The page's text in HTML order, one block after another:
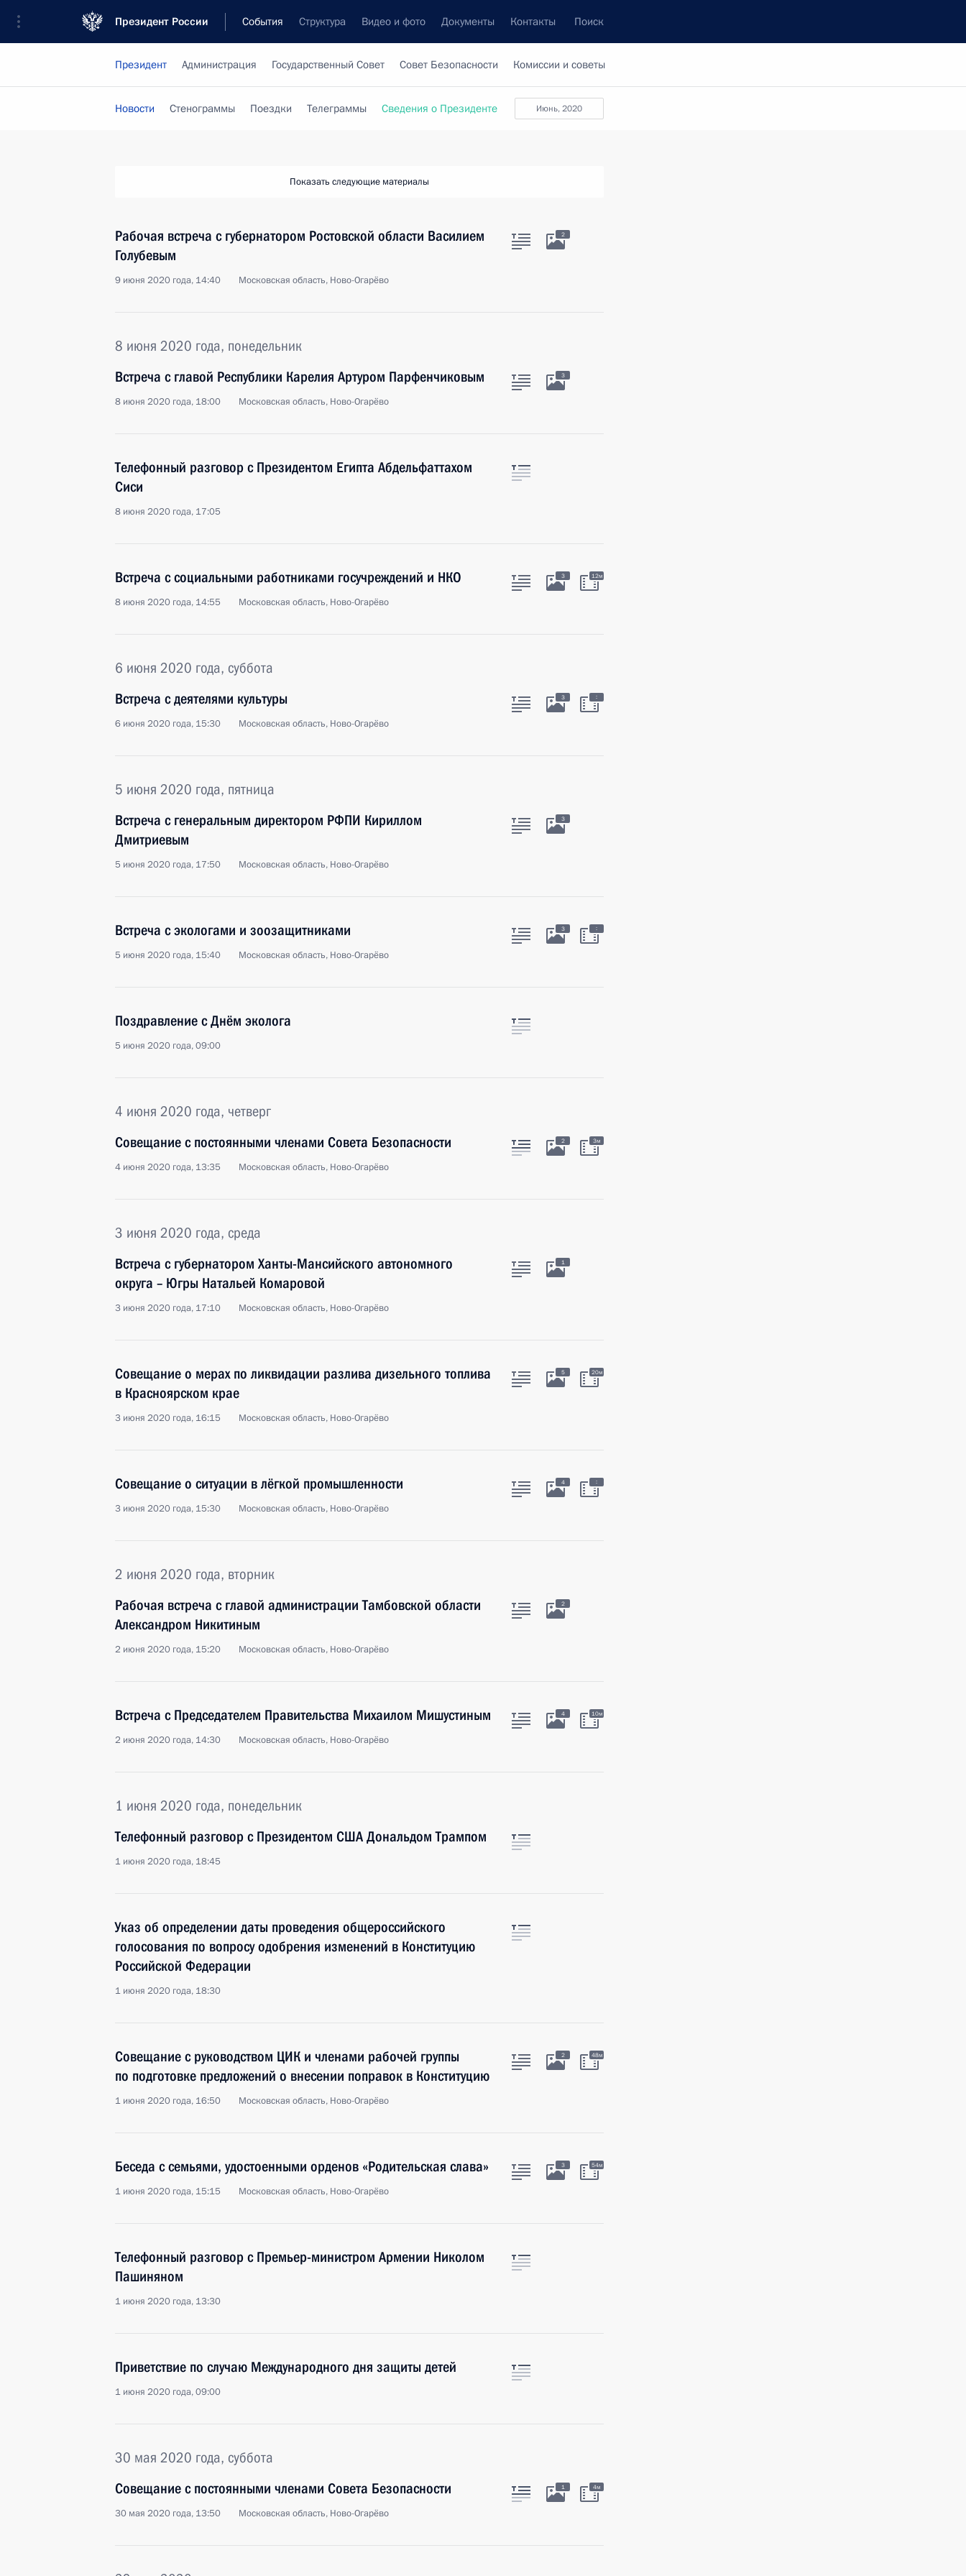
Президент России События Структура Видео и фото Документы Контакты Поиск
Президент Администрация Государственный Совет Совет Безопасности Комиссии и советы
июнь, 2020
Новости Стенограммы Поездки Телеграммы Сведения о Президенте
Показать следующие материалы
Рабочая встреча с губернатором Ростовской области Василием
Голубевым
9 июня 2020 года, 14:40 Московская область, Ново-Огарёво
2
8 июня 2020 года, понедельник
Встреча с главой Республики Карелия Артуром Парфенчиковым
8 июня 2020 года, 18:00 Московская область, Ново-Огарёво
3
Телефонный разговор с Президентом Египта Абдельфаттахом
Сиси
8 июня 2020 года, 17:05
Встреча с социальными работниками госучреждений и НКО
8 июня 2020 года, 14:55 Московская область, Ново-Огарёво
3 12м
6 июня 2020 года, суббота
Встреча с деятелями культуры
6 июня 2020 года, 15:30 Московская область, Ново-Огарёво
3 :
5 июня 2020 года, пятница
Встреча с генеральным директором РФПИ Кириллом
Дмитриевым
5 июня 2020 года, 17:50 Московская область, Ново-Огарёво
3
Встреча с экологами и зоозащитниками
5 июня 2020 года, 15:40 Московская область, Ново-Огарёво
3 :
Поздравление с Днём эколога
5 июня 2020 года, 09:00
4 июня 2020 года, четверг
Совещание с постоянными членами Совета Безопасности
4 июня 2020 года, 13:35 Московская область, Ново-Огарёво
2 3м
3 июня 2020 года, среда
Встреча с губернатором Ханты-Мансийского автономного
округа – Югры Натальей Комаровой
3 июня 2020 года, 17:10 Московская область, Ново-Огарёво
1
Совещание о мерах по ликвидации разлива дизельного топлива
в Красноярском крае
3 июня 2020 года, 16:15 Московская область, Ново-Огарёво
5 20м
Совещание о ситуации в лёгкой промышленности
3 июня 2020 года, 15:30 Московская область, Ново-Огарёво
4 :
2 июня 2020 года, вторник
Рабочая встреча с главой администрации Тамбовской области
Александром Никитиным
2 июня 2020 года, 15:20 Московская область, Ново-Огарёво
2
Встреча с Председателем Правительства Михаилом Мишустиным
2 июня 2020 года, 14:30 Московская область, Ново-Огарёво
4 10м
1 июня 2020 года, понедельник
Телефонный разговор с Президентом США Дональдом Трампом
1 июня 2020 года, 18:45
Указ об определении даты проведения общероссийского
голосования по вопросу одобрения изменений в Конституцию
Российской Федерации
1 июня 2020 года, 18:30
Совещание с руководством ЦИК и членами рабочей группы
по подготовке предложений о внесении поправок в Конституцию
1 июня 2020 года, 16:50 Московская область, Ново-Огарёво
2 48м
Беседа с семьями, удостоенными орденов «Родительская слава»
1 июня 2020 года, 15:15 Московская область, Ново-Огарёво
3 54м
Телефонный разговор с Премьер-министром Армении Николом
Пашиняном
1 июня 2020 года, 13:30
Приветствие по случаю Международного дня защиты детей
1 июня 2020 года, 09:00
30 мая 2020 года, суббота
Совещание с постоянными членами Совета Безопасности
30 мая 2020 года, 13:50 Московская область, Ново-Огарёво
1 4м